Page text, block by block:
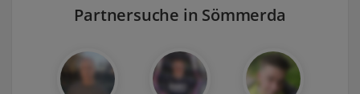
Partnersuche in Sömmerda